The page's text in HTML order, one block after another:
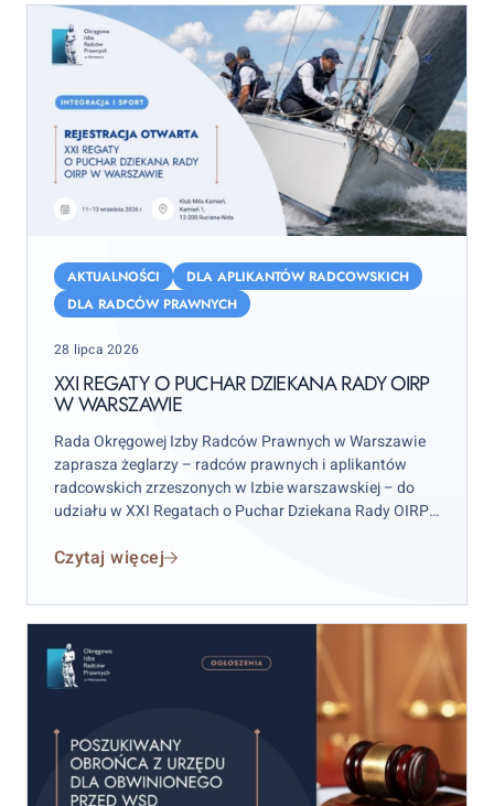
Regaty
Dziekana
Rady
OIRP
Warszawie
AKTUALNOŚCI
DLA APLIKANTÓW RADCOWSKICH
DLA RADCÓW PRAWNYCH
Posted
28 lipca 2026
XXI REGATY O PUCHAR DZIEKANA RADY OIRP
W WARSZAWIE
Rada Okręgowej Izby Radców Prawnych w Warszawie
zaprasza żeglarzy – radców prawnych i aplikantów
radcowskich zrzeszonych w Izbie warszawskiej – do
udziału w XXI Regatach o Puchar Dziekana Rady OIRP
września 2026 r. (sobota–niedziela), przy czym
Czytaj więcej